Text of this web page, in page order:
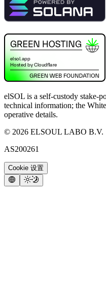
elSOL is a self-custody stake-
technical information; the
operative details.
© 2026 ELSOUL LABO B.V.
AS200261
Cookie 设置